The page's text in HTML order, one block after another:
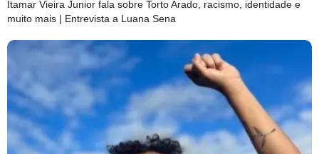
Itamar Vieira Junior fala sobre Torto Arado, racismo, identidade e
muito mais | Entrevista a Luana Sena